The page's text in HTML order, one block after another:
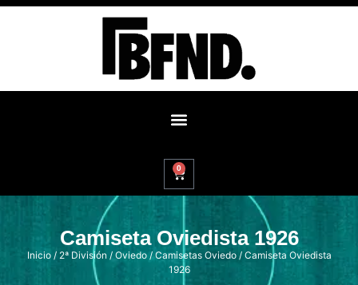
0
Camiseta Oviedista 1926
Inicio/ 2ª División / Oviedo/Camisetas Oviedo/ Camiseta Oviedista
1926